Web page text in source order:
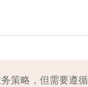
策略，但需要遵